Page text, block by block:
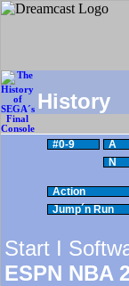
History
#0-9 A
N
Action
Jump´n Run
Start I
ESPN NBA